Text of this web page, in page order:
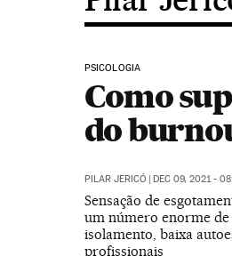
PSICOLOGIA
Como
do
PILAR JERICÓ | DEC 09, 2021 -
Sensação de
um número enorme de
isolamento, baixa
profissionais